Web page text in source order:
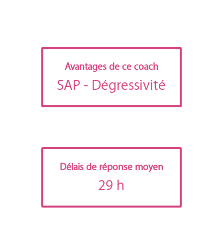
Avantages de ce coach
SAP- Dégressivité
Délais de réponse moyen
29 h